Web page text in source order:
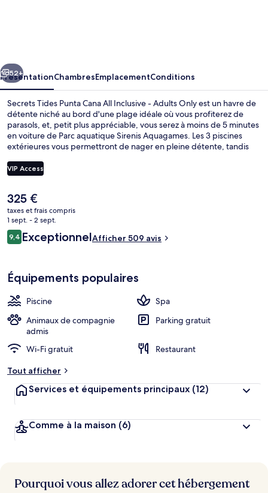
All
Inclusive
Adults
Only
Suivant
52+
PrésentationChambresEmplacementConditions
Secrets Tides Punta Cana All Inclusive - Adults Only est un havre de
détente niché au bord d'une plage idéale où vous profiterez de
parasols, et, petit plus appréciable, vous serez à moins de 5 minutes
en voiture de Parc aquatique Sirenis Aquagames. Les 3 piscines
extérieures vous permettront de nager en pleine détente, tandis
dépresso-massages, des enveloppements corporels et un service
de manucure et pédicure. Les options de restauration comprennent
à siroter des boissons rafraîchissantes. Cet hébergement de luxe
abrite en outre 3 bars en milieu de piscine, une discothèque et une
salle de fitness. Les autres voyageurs adorent le personnel
attentionné.
VIP Access
Le
prix
actuel
est
de
325 €
taxes et frais compris
1 sept. - 2 sept.
Avis
voyageurs
9,49,4 sur 10
ExceptionnelAfficher 509 avis
Équipements populaires
Piscine
Spa
Animaux de compagnie
admis
Parking gratuit
Wi-Fi gratuit
Restaurant
Tout afficher
Services et équipements principaux (12)
Comme à la maison (6)
Pourquoi vous allez adorer cet hébergement